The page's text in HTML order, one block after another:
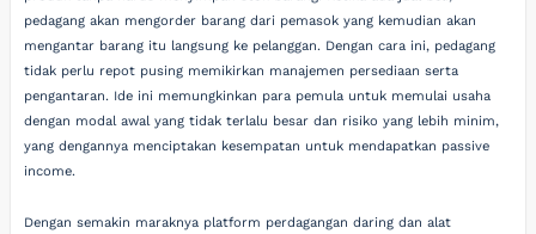
pedagang akan mengorder barang dari pemasok yang kemudian akan
mengantar barang itu langsung ke pelanggan. Dengan cara ini, pedagang
tidak perlu repot pusing memikirkan manajemen persediaan serta
pengantaran. Ide ini memungkinkan para pemula untuk memulai usaha
dengan modal awal yang tidak terlalu besar dan risiko yang lebih minim,
yang dengannya menciptakan kesempatan untuk mendapatkan passive
income.
Dengan semakin maraknya platform perdagangan daring dan alat